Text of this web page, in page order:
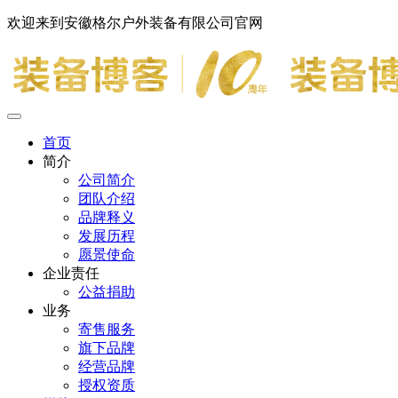
欢迎来到安徽格尔户外装备有限公司官网
首页
简介
公司简介
团队介绍
品牌释义
发展历程
愿景使命
企业责任
公益捐助
业务
寄售服务
旗下品牌
经营品牌
授权资质